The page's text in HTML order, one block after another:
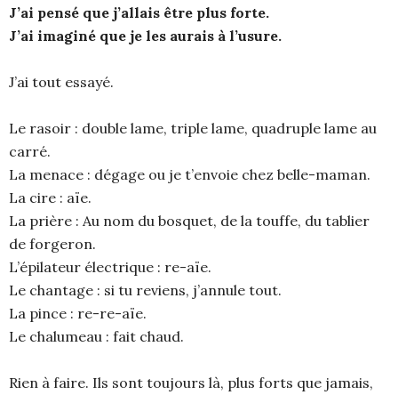
J’ai pensé que j’allais être plus forte.
J’ai imaginé que je les aurais à l’usure.
J’ai tout essayé.
Le rasoir : double lame, triple lame, quadruple lame au
carré.
La menace : dégage ou je t’envoie chez belle-maman.
La cire : aïe.
La prière : Au nom du bosquet, de la touffe, du tablier
de forgeron.
L’épilateur électrique : re-aïe.
Le chantage : si tu reviens, j’annule tout.
La pince : re-re-aïe.
Le chalumeau : fait chaud.
Rien à faire. Ils sont toujours là, plus forts que jamais,